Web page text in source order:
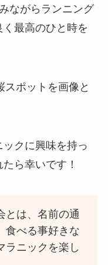
ながらランニング
最高のひと時を
スポットを画像と
クに興味を持っ
ら幸いです！
とは、名前の通
食べる事好きな
ラニックを楽し